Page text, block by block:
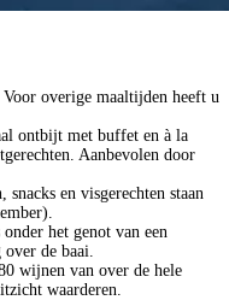
overige maaltijden heeft u
ontbijt met buffet en à la
Aanbevolen door
en visgerechten staan
het genot van een
de baai.
wijnen van over de hele
waarderen.